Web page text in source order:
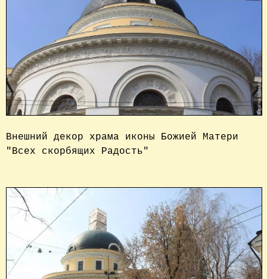
Внешний декор храма иконы Божией Матери
"Всех скорбящих Радость"